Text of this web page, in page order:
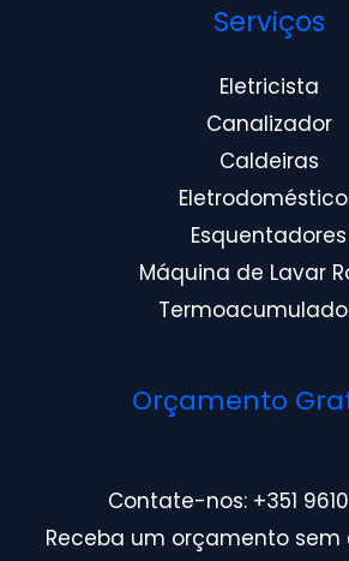
Serviços
Eletricista
Canalizador
Caldeiras
Esquentadores
Máquina de Lavar
Orçamento
Contate-nos: +351
Receba um orçamento sem